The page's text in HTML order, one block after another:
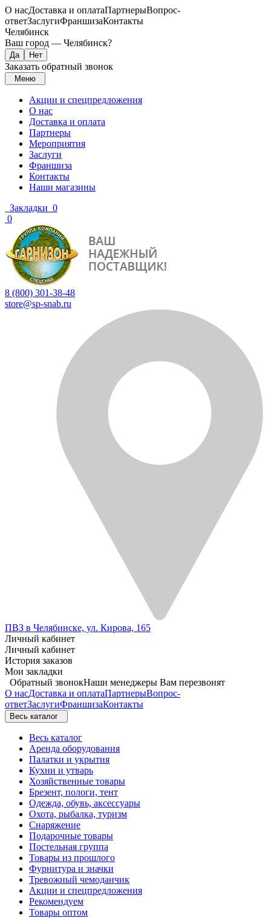
О насДоставка и оплатаПартнерыВопрос-
ответЗаслугиФраншизаКонтакты
Челябинск
Ваш город — Челябинск?
Заказать обратный звонок
Меню
Акции и спецпредложения
О нас
Доставка и оплата
Партнеры
Мероприятия
Заслуги
Франшиза
Контакты
Наши магазины
Закладки 0
0
8 (800) 301-38-48
store@sp-snab.ru
ПВЗ в Челябинске, ул. Кирова, 165
Личный кабинет
Личный кабинет
История заказов
Мои закладки
Обратный звонокНаши менеджеры Вам перезвонят
О насДоставка и оплатаПартнерыВопрос-
ответЗаслугиФраншизаКонтакты
Весь каталог
Весь каталог
Аренда оборудования
Палатки и укрытия
Кухни и утварь
Хозяйственные товары
Брезент, пологи, тент
Одежда, обувь, аксессуары
Охота, рыбалка, туризм
Снаряжение
Подарочные товары
Постельная группа
Товары из прошлого
Фурнитура и значки
Тревожный чемоданчик
Акции и спецпредложения
Рекомендуем
Товары оптом